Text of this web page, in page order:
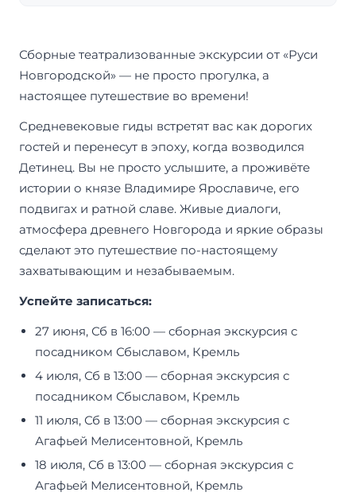
Сборные театрализованные экскурсии от «Руси
Новгородской» — не просто прогулка, а
настоящее путешествие во времени!
Средневековые гиды встретят вас как дорогих
гостей и перенесут в эпоху, когда возводился
Детинец. Вы не просто услышите, а проживёте
истории о князе Владимире Ярославиче, его
подвигах и ратной славе. Живые диалоги,
атмосфера древнего Новгорода и яркие образы
сделают это путешествие по-настоящему
захватывающим и незабываемым.
Успейте записаться:
27 июня, Сб в 16:00 — сборная экскурсия с
посадником Сбыславом, Кремль
4 июля, Сб в 13:00 — сборная экскурсия с
посадником Сбыславом, Кремль
11 июля, Сб в 13:00 — сборная экскурсия с
Агафьей Мелисентовной, Кремль
18 июля, Сб в 13:00 — сборная экскурсия с
Агафьей Мелисентовной, Кремль